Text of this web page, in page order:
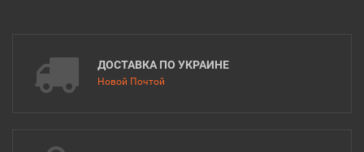
ДОСТАВКА ПО УКРАИНЕ
Новой Почтой